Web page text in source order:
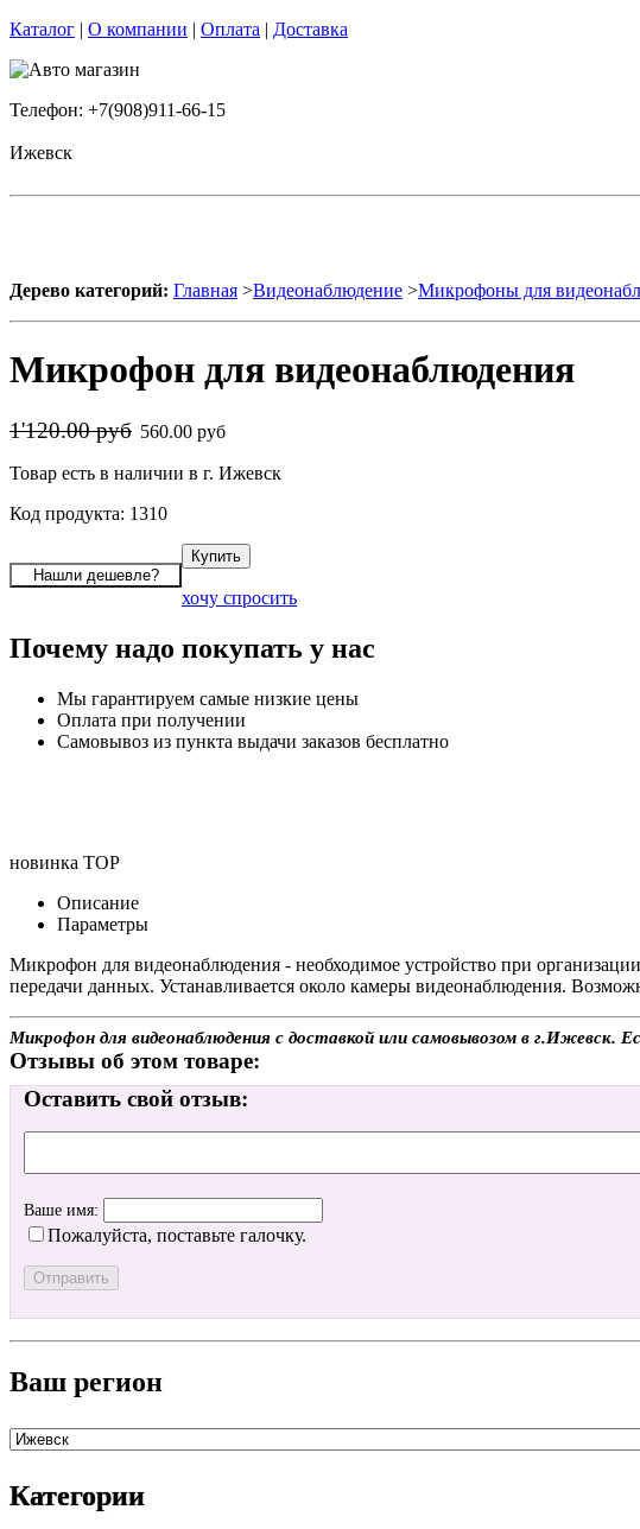
Каталог | О компании | Оплата | Доставка
Телефон: +7(908)911-66-15
Ижевск
Дерево категорий: Главная >Видеонаблюдение >Микрофоны для
Микрофон для видеонаблюдения
1'120.00 руб 560.00 руб
Товар есть в наличии в г. Ижевск
Код продукта: 1310
хочу спросить
Почему надо покупать у нас
Мы гарантируем самые низкие цены
Оплата при получении
Самовывоз из пункта выдачи заказов бесплатно
новинка TOP
Описание
Параметры
Микрофон для видеонаблюдения - необходимое устройство при
передачи данных. Устанавливается около камеры видеонаблюдения.
Микрофон для видеонаблюдения с доставкой или самовывозом в
Отзывы об этом товаре:
Оставить свой отзыв:
Ваше имя:
Пожалуйста, поставьте галочку.
Ваш регион
Категории